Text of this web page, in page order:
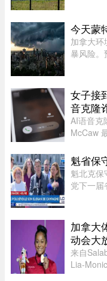
今天蒙
加拿大
暴风险。
女子接
音克隆
AI语音克
McCaw
叫出了她
样。"电
魁省保
魁北克
党下一届
未来联
加拿大
动会大
来自
Lia-